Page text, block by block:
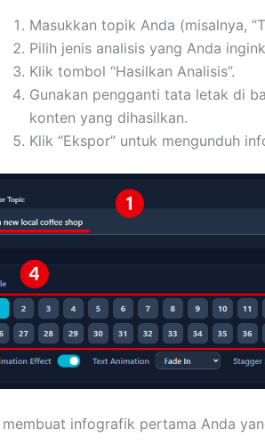
Masukkan topik Anda (misalnya,
Pilih jenis analisis yang Anda
Klik tombol “Hasilkan Analisis”.
Gunakan pengganti tata letak di
konten yang dihasilkan.
Klik “Ekspor” untuk mengunduh
membuat infografik pertama Anda